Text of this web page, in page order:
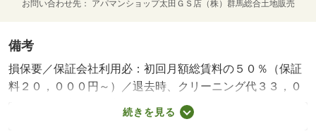
お問い合わせ先 アパマンショップ太田ＧＳ店（株）群馬総合土地販売
備考
損保要／保証会社利用必：初回月額総賃料の５０％（保証
料２０，０００円～）／退去時、クリーニング代３３，０
００円（税込）、鍵交換代１６５００円（任意）／バスト
イレ別／クロゼット／ＴＶインターホン／室内洗濯置／温
続きを見る